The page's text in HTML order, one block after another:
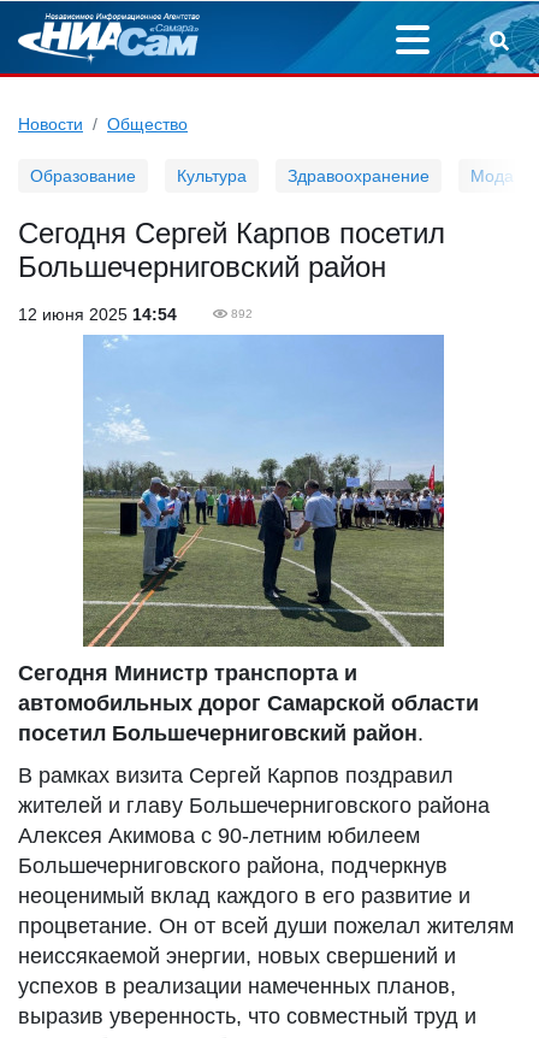
Новости Общество
Образование Культура Здравоохранение Мода
Сегодня Сергей Карпов посетил
Большечерниговский район
12 июня 2025 14:54 892
Сегодня Министр транспорта и
автомобильных дорог Самарской области
посетил Большечерниговский район.
В рамках визита Сергей Карпов поздравил
жителей и главу Большечерниговского района
Алексея Акимова с 90-летним юбилеем
Большечерниговского района, подчеркнув
неоценимый вклад каждого в его развитие и
процветание. Он от всей души пожелал жителям
неиссякаемой энергии, новых свершений и
успехов в реализации намеченных планов,
выразив уверенность, что совместный труд и